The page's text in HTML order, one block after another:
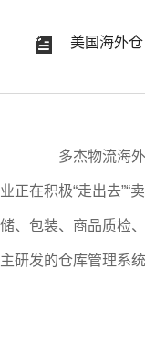
美国海外仓
多杰物流海
业正在积极“走出去”“
储、包装、商品质检
主研发的仓库管理系